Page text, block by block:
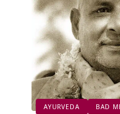
AYURVEDA BAD